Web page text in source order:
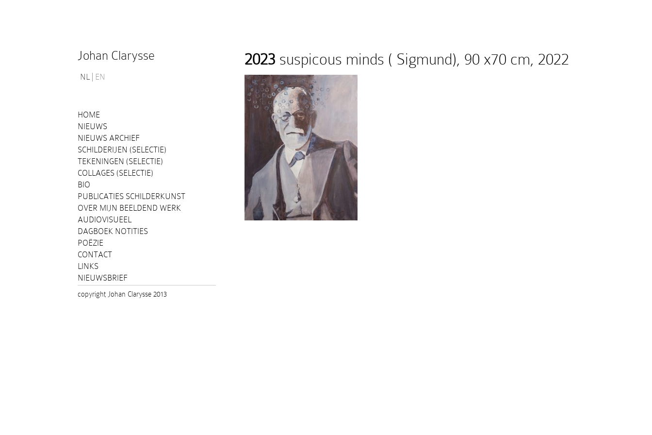
Johan Clarysse
NL EN
HOME
NIEUWS
NIEUWS ARCHIEF
SCHILDERIJEN (SELECTIE)
TEKENINGEN (SELECTIE)
COLLAGES (SELECTIE)
BIO
PUBLICATIES SCHILDERKUNST
OVER MIJN BEELDEND WERK
AUDIOVISUEEL
DAGBOEK NOTITIES
POËZIE
CONTACT
LINKS
NIEUWSBRIEF
2023 suspicous minds ( Sigmund), 90 x70 cm, 2022
copyright Johan Clarysse 2013